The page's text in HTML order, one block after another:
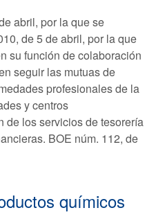
abril, por la que se
de 5 de abril, por la que
su función de colaboración
seguir las mutuas de
profesionales de la
y centros
de los servicios de tesorería
BOE núm. 112, de
químicos